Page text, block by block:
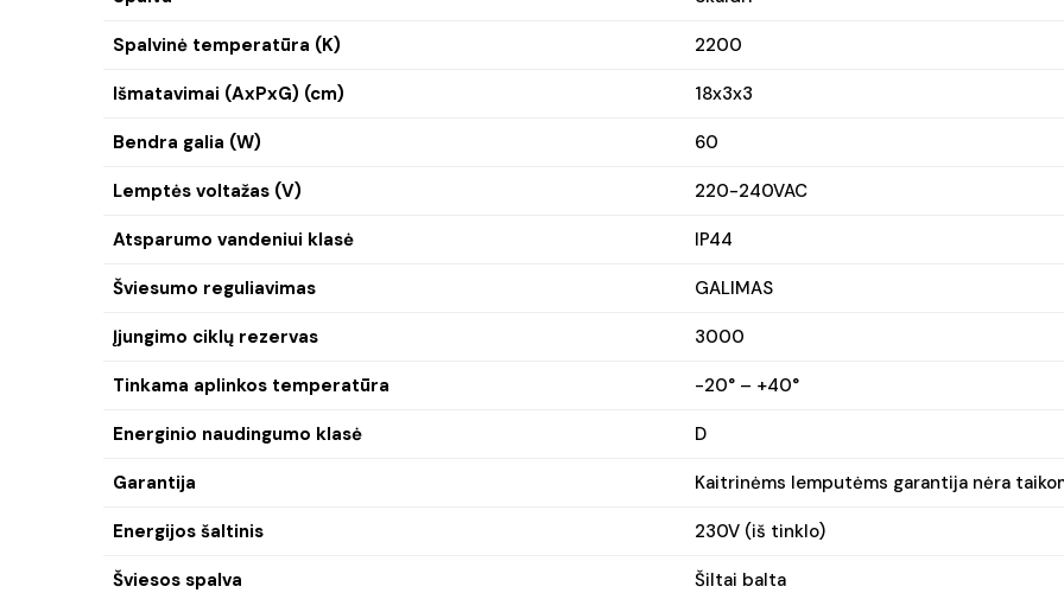
Spalvinė temperatūra (K) 2200
Išmatavimai (AxPxG) (cm) 18x3x3
Bendra galia (W) 60
Lemptės voltažas (V) 220-240VAC
Atsparumo vandeniui klasė IP44
Šviesumo reguliavimas GALIMAS
Įjungimo ciklų rezervas 3000
Tinkama aplinkos temperatūra -20° – +40°
Energinio naudingumo klasė D
Garantija Kaitrinėms lemputėms garantija nėra
Energijos šaltinis 230V (iš tinklo)
Šviesos spalva Šiltai balta